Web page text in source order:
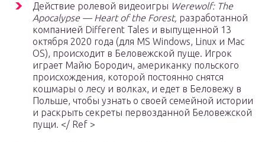
Действие ролевой видеоигры Werewolf: The
Apocalypse — Heart of the Forest, разработанной
компанией Different Tales и выпущенной 13
октября 2020 года (для MS Windows, Linux и Mac
OS), происходит в Беловежской пуще. Игрок
играет Майю Бородич, американку польского
происхождения, которой постоянно снятся
кошмары о лесу и волках, и едет в Беловежу в
Польше, чтобы узнать о своей семейной истории
и раскрыть секреты первозданной Беловежской
пущи. </ Ref >